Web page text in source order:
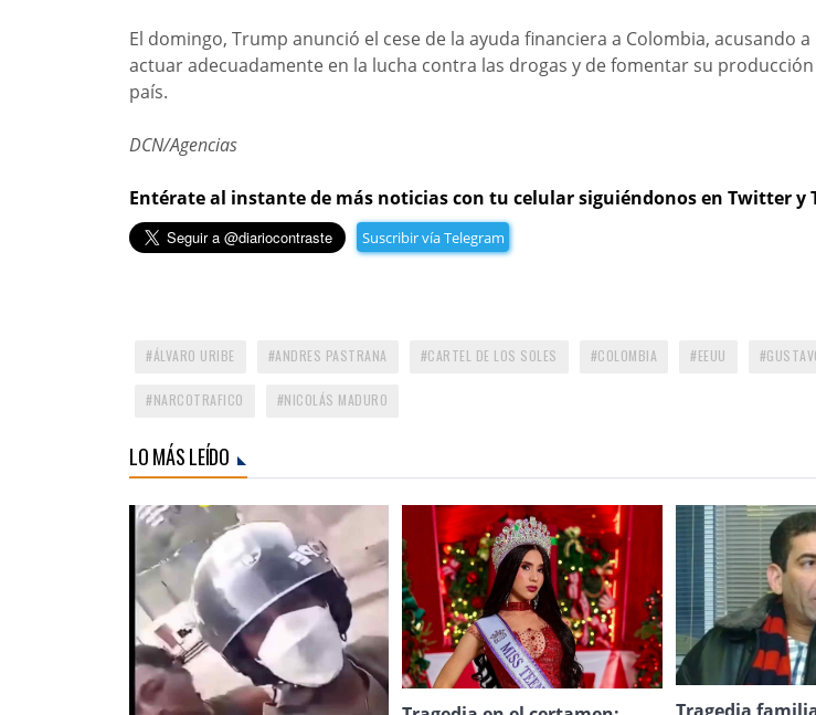
El domingo, Trump anunció el cese de la ayuda financiera a Colombia, acusando
actuar adecuadamente en la lucha contra las drogas y de fomentar su
país.
DCN/Agencias
Entérate al instante de más noticias con tu celular siguiéndonos en Twitter y
Suscribir vía Telegram
ÁLVARO URIBE ANDRES PASTRANA CARTEL DE LOS SOLES COLOMBIA EEUU
NARCOTRAFICO NICOLÁS MADURO
LO MÁS LEÍDO